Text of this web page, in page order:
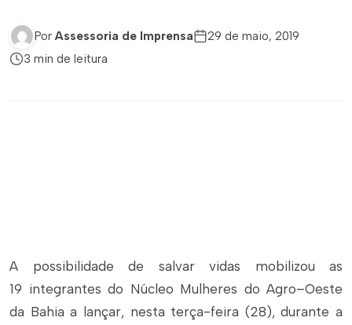
Por Assessoria de Imprensa
29 de maio, 2019
3 min de leitura
A possibilidade de salvar vidas mobilizou as
19 integrantes do Núcleo Mulheres do Agro–Oeste
da Bahia a lançar, nesta terça-feira (28), durante a